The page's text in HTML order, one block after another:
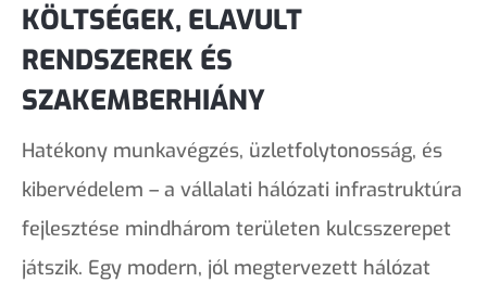
KÖLTSÉGEK, ELAVULT
RENDSZEREK ÉS
SZAKEMBERHIÁNY
Hatékony munkavégzés, üzletfolytonosság, és
kibervédelem – a vállalati hálózati infrastruktúra
fejlesztése mindhárom területen kulcsszerepet
játszik. Egy modern, jól megtervezett hálózat